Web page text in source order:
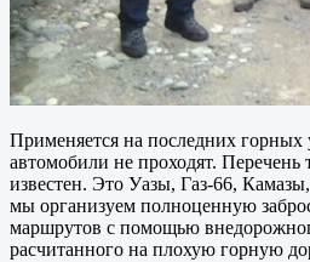
Применяется на последних горных
автомобили не проходят.
известен. Это Уазы, Газ-66,
мы организуем полноценную
маршрутов с помощью
расчитанного на плохую горную